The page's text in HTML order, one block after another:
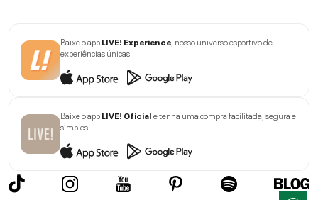
Baixe o appLIVE! Experience, nosso universo esportivo de
experiências únicas.
Baixe o appLIVE! Oficiale tenha uma compra facilitada, segura e
simples.